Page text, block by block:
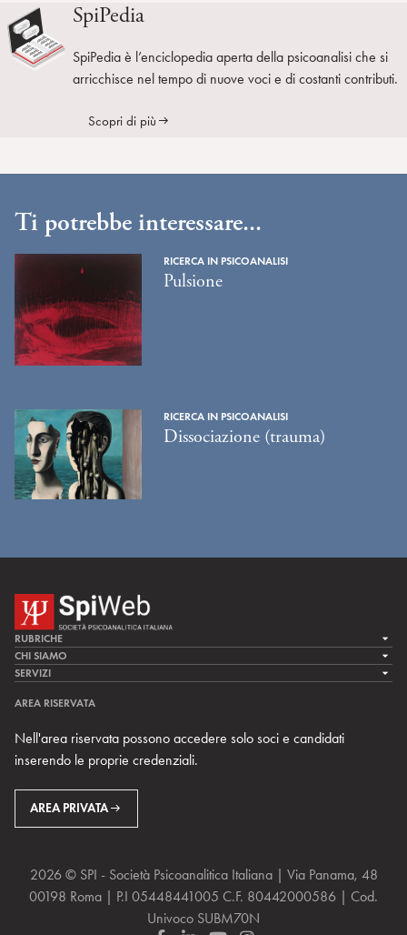
SpiPedia
SpiPedia è l’enciclopedia aperta della psicoanalisi che si
arricchisce nel tempo di nuove voci e di costanti contributi.
Scopri di più
Ti potrebbe interessare...
RICERCA IN PSICOANALISI
Pulsione
RICERCA IN PSICOANALISI
Dissociazione (trauma)
RUBRICHE
LA CURA
LA RICERCA
MULTIMEDIA
CHI SIAMO
LA SPI
TEAM DI SPIWEB
CONTATTI
RIVISTE
SERVIZI
ARCHIVIO STORICO
AREA RISERVATA
Nell'area riservata possono accedere solo soci e candidati
inserendo le proprie credenziali.
AREA PRIVATA
2026 © SPI - Società Psicoanalitica Italiana | Via Panama, 48
00198 Roma | P.I 05448441005 C.F. 80442000586 | Cod.
Univoco SUBM70N